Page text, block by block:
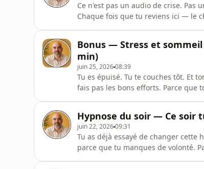
Ce n'est pas un audio de crise. Pas
Chaque fois que tu reviens ici — le
dans l'urge
Bonus — Stress et
min)
juin 25, 202608:39
Tu es épuisé. Tu te couches tôt. Et
fais pas les bons efforts. Parce
Hypnose du soir — Ce soir
juin 22, 202609:31
Tu as déjà essayé de changer cette
parce que tu manques de volonté.